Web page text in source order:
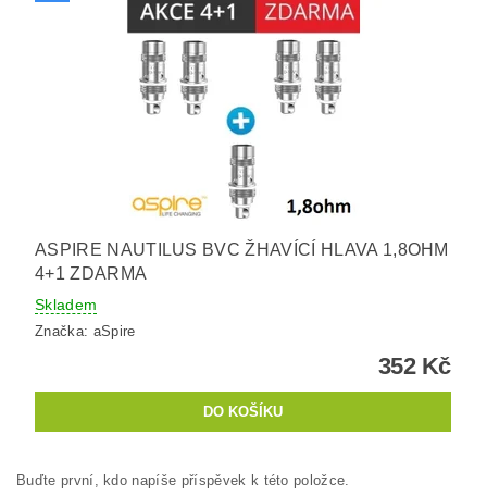
ASPIRE NAUTILUS BVC ŽHAVÍCÍ HLAVA 1,8OHM
4+1 ZDARMA
Skladem
Značka: aSpire
352 Kč
Buďte první, kdo napíše příspěvek k této položce.